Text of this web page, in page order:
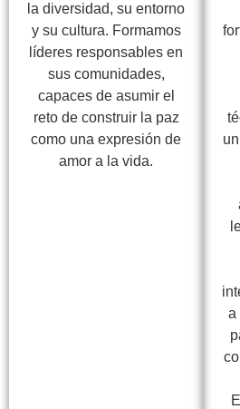
la diversidad, su entorno
y su cultura. Formamos
líderes responsables en
sus comunidades,
capaces de asumir el
reto de construir la paz
como una expresión de
amor a la vida.
a